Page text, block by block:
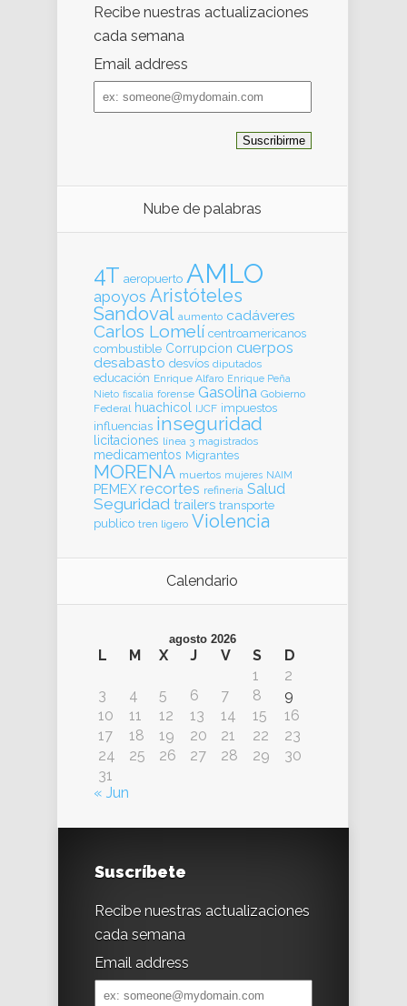
Recibe nuestras actualizaciones
cada semana
Email address
Email
address
Nube de palabras
4T aeropuerto AMLO
apoyos Aristóteles
Sandoval aumento cadáveres
Carlos Lomelí centroamericanos
combustible Corrupcion cuerpos
desabasto desvíos diputados
educación Enrique Alfaro Enrique Peña
Nieto fiscalia forense Gasolina Gobierno
Federal huachicol IJCF impuestos
influencias inseguridad
licitaciones línea 3 magistrados
medicamentos Migrantes
MORENA muertos mujeres NAIM
PEMEX recortes refinería Salud
Seguridad trailers transporte
publico tren ligero Violencia
Calendario
agosto 2026
L M X J V S
D
1
2
3
4 5 6 7 8
9
10
11 12 13 14 15
16
17
18 19 20 21 22
23
24
25 26 27 28 29
30
31
« Jun
Suscríbete
Recibe nuestras actualizaciones
cada semana
Email address
Email
address